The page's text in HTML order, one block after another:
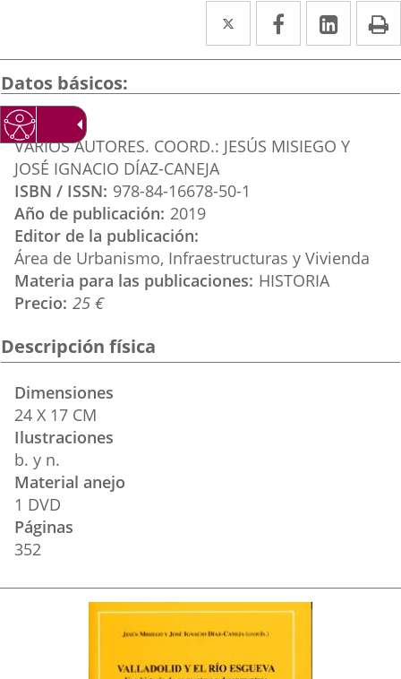
Twitter
Enlace
a
externa.
Facebook
Enlace
a
externa.
Enlace
a
Datos básicos
Autor
VARIOS AUTORES. COORD.: JESÚS MISIEGO Y
JOSÉ IGNACIO DÍAZ-CANEJA
ISBN / ISSN 978-84-16678-50-1
Año de publicación 2019
Editor de la publicación
Área de Urbanismo, Infraestructuras y Vivienda
Materia para las publicaciones HISTORIA
Precio 25 €
Descripción física
Dimensiones
24 X 17 CM
Ilustraciones
b. y n.
Material anejo
1 DVD
Páginas
352